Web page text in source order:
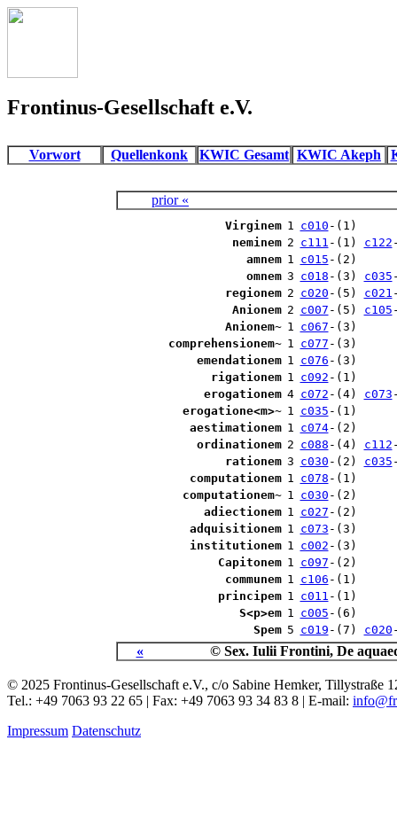
Frontinus-Gesellschaft e.V.
Vorwort Quellenkonk KWIC Gesamt KWIC Akeph
prior «
Virginem 1 c010 -(1)
neminem 2 c111 -(1) c122
amnem 1 c015 -(2)
omnem 3 c018 -(3) c035
regionem 2 c020 -(5) c021
Anionem 2 c007 -(5) c105
Anionem~ 1 c067 -(3)
comprehensionem~ 1 c077 -(3)
emendationem 1 c076 -(3)
rigationem 1 c092 -(1)
erogationem 4 c072 -(4) c073
erogatione<m>~ 1 c035 -(1)
aestimationem 1 c074-(2)
ordinationem 2 c088 -(4) c112
rationem 3 c030 -(2) c035
computationem 1 c078 -(1)
computationem~ 1 c030 -(2)
adiectionem 1 c027 -(2)
adquisitionem 1 c073 -(3)
institutionem 1 c002 -(3)
Capitonem 1 c097 -(2)
communem 1 c106 -(1)
principem 1 c011 -(1)
S<p>em 1 c005 -(6)
Spem 5 c019 -(7) c020
« © Sex. Iulii Frontini, De
© 2025 Frontinus-Gesellschaft e.V., c/o Sabine Hemker, Tillystraße
Tel.: +49 7063 93 22 65 | Fax: +49 7063 93 34 83 8 | E-mail:
Impressum Datenschutz